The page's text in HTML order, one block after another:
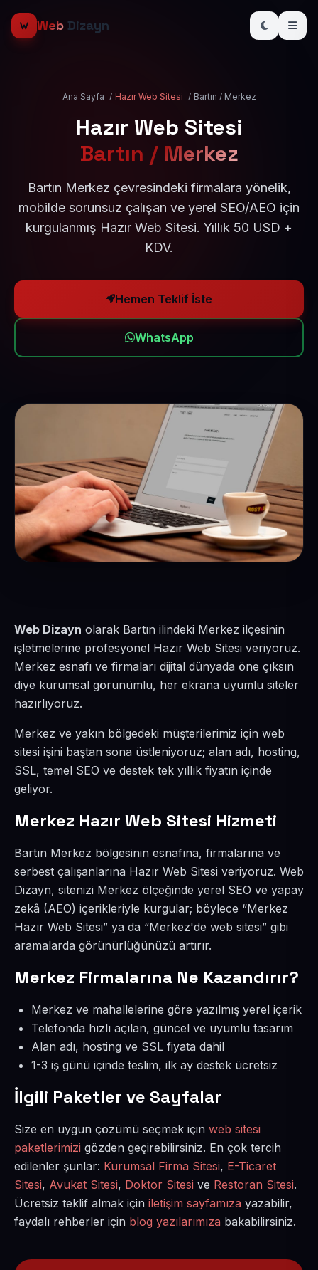
Web Dizayn
Ana Sayfa / Hazır Web Sitesi / Bartın / Merkez
Hazır Web Sitesi
Bartın / Merkez
Bartın Merkez çevresindeki firmalara yönelik,
mobilde sorunsuz çalışan ve yerel SEO/AEO için
kurgulanmış Hazır Web Sitesi. Yıllık 50 USD +
KDV.
Hemen Teklif İste
WhatsApp
Web Dizayn olarak Bartın ilindeki Merkez ilçesinin
işletmelerine profesyonel Hazır Web Sitesi veriyoruz.
Merkez esnafı ve firmaları dijital dünyada öne çıksın
diye kurumsal görünümlü, her ekrana uyumlu siteler
hazırlıyoruz.
Merkez ve yakın bölgedeki müşterilerimiz için web
sitesi işini baştan sona üstleniyoruz; alan adı, hosting,
SSL, temel SEO ve destek tek yıllık fiyatın içinde
geliyor.
Merkez Hazır Web Sitesi Hizmeti
Bartın Merkez bölgesinin esnafına, firmalarına ve
serbest çalışanlarına Hazır Web Sitesi veriyoruz. Web
Dizayn, sitenizi Merkez ölçeğinde yerel SEO ve yapay
zekâ (AEO) içerikleriyle kurgular; böylece “Merkez
Hazır Web Sitesi” ya da “Merkez'de web sitesi” gibi
aramalarda görünürlüğünüzü artırır.
Merkez Firmalarına Ne Kazandırır?
Merkez ve mahallelerine göre yazılmış yerel içerik
Telefonda hızlı açılan, güncel ve uyumlu tasarım
Alan adı, hosting ve SSL fiyata dahil
1-3 iş günü içinde teslim, ilk ay destek ücretsiz
İlgili Paketler ve Sayfalar
Size en uygun çözümü seçmek için web sitesi
paketlerimizi gözden geçirebilirsiniz. En çok tercih
edilenler şunlar: Kurumsal Firma Sitesi, E-Ticaret
Sitesi, Avukat Sitesi, Doktor Sitesi ve Restoran Sitesi.
Ücretsiz teklif almak için iletişim sayfamıza yazabilir,
faydalı rehberler için blog yazılarımıza bakabilirsiniz.